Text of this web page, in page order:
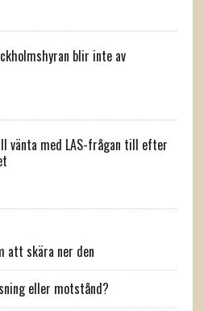
blir inte av
vänta med LAS-frågan till efter
att skära ner den
eller motstånd?